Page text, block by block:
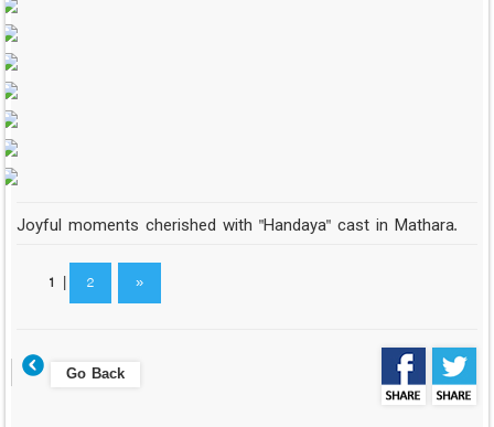
Joyful moments cherished with "Handaya" cast in Mathara.
1| 2 »
Go Back